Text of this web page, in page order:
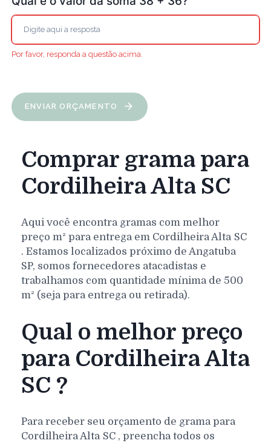
Por favor, responda a questão acima.
ENVIAR ORÇAMENTO
Comprar grama para
Cordilheira Alta SC
Aqui você encontra gramas com melhor
preço m² para entrega em Cordilheira Alta SC
. Estamos localizados próximo de Angatuba
SP, somos fornecedores atacadistas e
trabalhamos com quantidade mínima de 500
m² (seja para entrega ou retirada).
Qual o melhor preço
para Cordilheira Alta
SC ?
Para receber seu orçamento de grama para
Cordilheira Alta SC , preencha todos os